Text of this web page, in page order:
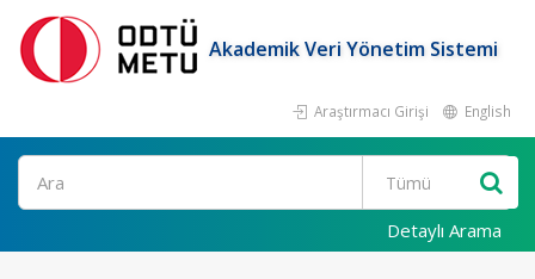
Akademik Veri Yönetim Sistemi
Araştırmacı Girişi English
Ara
Detaylı Arama